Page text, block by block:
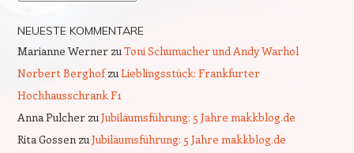
NEUESTE KOMMENTARE
Marianne WernerzuToni Schumacher und Andy Warhol
Norbert BerghofzuLieblingsstück: Frankfurter
Hochhausschrank F1
Anna PulcherzuJubiläumsführung: 5 Jahre makkblog.de
Rita GossenzuJubiläumsführung: 5 Jahre makkblog.de